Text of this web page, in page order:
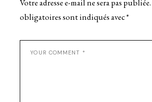
Votre adresse e-mail ne sera pas publiée.
obligatoires sont indiqués avec*